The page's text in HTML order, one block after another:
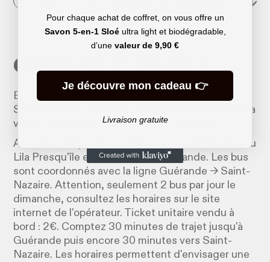
Comment s'y rendre ?
Batz-sur-Mer est accessible en TER direct depuis
Saint-Nazaire, Nantes et les principales villes de la
vallée de la Loire (Angers, Tours, Orléans).
Au retour, empruntez la ligne de bus n°9 du réseau
Lila Presqu'île en direction de Guérande. Les bus
sont coordonnés avec la ligne Guérande → Saint-
Nazaire. Attention, seulement 2 bus par jour le
dimanche, consultez les horaires sur le site
internet de l'opérateur. Ticket unitaire vendu à
bord : 2€. Comptez 30 minutes de trajet jusqu'à
Guérande puis encore 30 minutes vers Saint-
Nazaire. Les horaires permettent d'envisager une
Pour chaque achat de coffret, on vous offre un
Savon 5-en-1 Sloéultra light et biodégradable,
d’une valeur de 9,90 €
Je découvre mon cadeau 👉
Livraison gratuite